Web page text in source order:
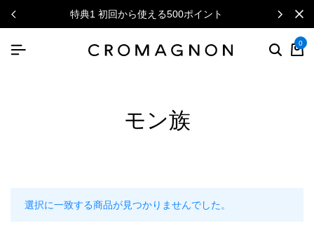
特典1 初回から使える500ポイント
0
モン族
選択に一致する商品が見つかりませんでした。